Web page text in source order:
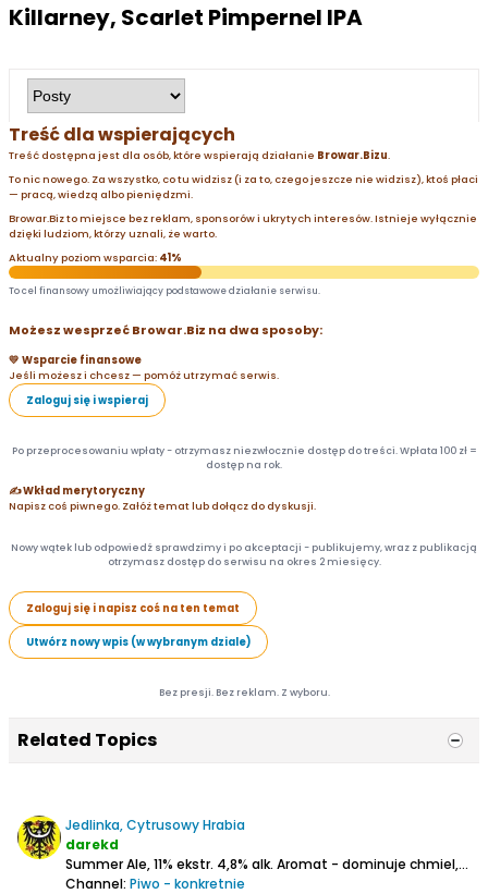
Killarney, Scarlet Pimpernel IPA
Treść dla wspierających
Treść dostępna jest dla osób, które wspierają działanie Browar.Bizu.
To nic nowego. Za wszystko, co tu widzisz (i za to, czego jeszcze nie widzisz), ktoś płaci
— pracą, wiedzą albo pieniędzmi.
Browar.Biz to miejsce bez reklam, sponsorów i ukrytych interesów. Istnieje wyłącznie
dzięki ludziom, którzy uznali, że warto.
Aktualny poziom wsparcia: 41%
To cel finansowy umożliwiający podstawowe działanie serwisu.
Możesz wesprzeć Browar.Biz na dwa sposoby:
💛 Wsparcie finansowe
Jeśli możesz i chcesz — pomóż utrzymać serwis.
Zaloguj się i wspieraj
Po przeprocesowaniu wpłaty - otrzymasz niezwłocznie dostęp do treści. Wpłata 100 zł =
dostęp na rok.
✍️ Wkład merytoryczny
Napisz coś piwnego. Załóż temat lub dołącz do dyskusji.
Nowy wątek lub odpowiedź sprawdzimy i po akceptacji - publikujemy, wraz z publikacją
otrzymasz dostęp do serwisu na okres 2 miesięcy.
Zaloguj się i napisz coś na ten temat
Utwórz nowy wpis (w wybranym dziale)
Bez presji. Bez reklam. Z wyboru.
Related Topics
Jedlinka, Cytrusowy Hrabia
darekd
Summer Ale,11% ekstr. 4,8% alk. Aromat - dominuje chmiel, głównie cytrusowy, troszeczkę ziołowy i inne kwaskowe owoce (śliwki), ciut drożdży
Channel: Piwo - konkretnie